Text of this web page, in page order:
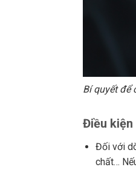
Bí quyết để
Điều
Đối với
chất…